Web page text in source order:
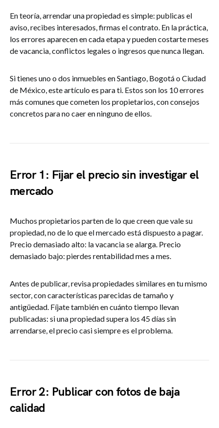
En teoría, arrendar una propiedad es simple: publicas el
aviso, recibes interesados, firmas el contrato. En la práctica,
los errores aparecen en cada etapa y pueden costarte meses
de vacancia, conflictos legales o ingresos que nunca llegan.
Si tienes uno o dos inmuebles en Santiago, Bogotá o Ciudad
de México, este artículo es para ti. Estos son los 10 errores
más comunes que cometen los propietarios, con consejos
concretos para no caer en ninguno de ellos.
Error 1: Fijar el precio sin investigar el
mercado
Muchos propietarios parten de lo que creen que vale su
propiedad, no de lo que el mercado está dispuesto a pagar.
Precio demasiado alto: la vacancia se alarga. Precio
demasiado bajo: pierdes rentabilidad mes a mes.
Antes de publicar, revisa propiedades similares en tu mismo
sector, con características parecidas de tamaño y
antigüedad. Fíjate también en cuánto tiempo llevan
publicadas: si una propiedad supera los 45 días sin
arrendarse, el precio casi siempre es el problema.
Error 2: Publicar con fotos de baja
calidad